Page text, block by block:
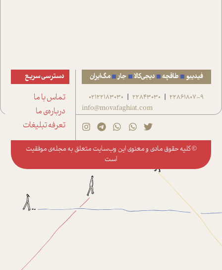
فیدیبو طاقچه دیجی‌کالا جار مگ‌ایران
22861807-9
|
22843030
|
02122183030
info@movafaghiat.com
دسترسی سریع
تماس با ما
درباره‌ی ما
تعرفه تبلیغات
© کلیه حقوق مادی و معنوی این وب‌سایت متعلق به مجله‌ی موفقیت
است